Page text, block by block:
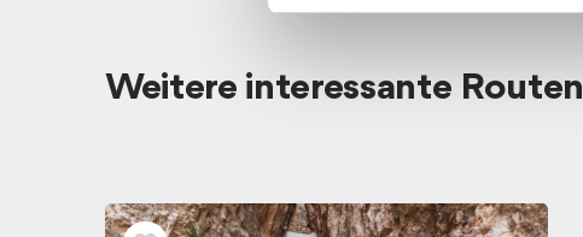
Weitere interessante Routen